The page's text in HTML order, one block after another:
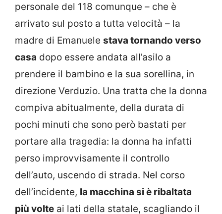
personale del 118 comunque – che è
arrivato sul posto a tutta velocità – la
madre di Emanuele stava tornando verso
casa dopo essere andata all’asilo a
prendere il bambino e la sua sorellina, in
direzione Verduzio. Una tratta che la donna
compiva abitualmente, della durata di
pochi minuti che sono però bastati per
portare alla tragedia: la donna ha infatti
perso improvvisamente il controllo
dell’auto, uscendo di strada. Nel corso
dell’incidente, la macchina si è ribaltata
più volte ai lati della statale, scagliando il